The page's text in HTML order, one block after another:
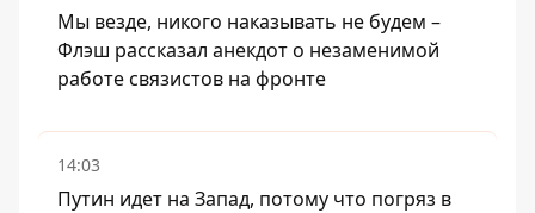
Мы везде, никого наказывать не будем –
Флэш рассказал анекдот о незаменимой
работе связистов на фронте
14:03
Путин идет на Запад, потому что погряз в